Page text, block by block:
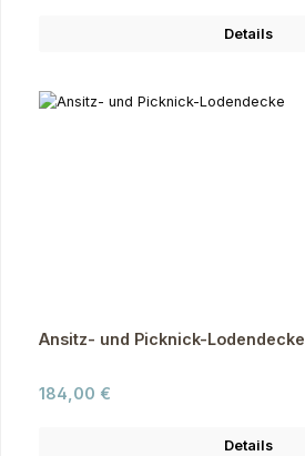
Details
Ansitz- und Picknick-Lodendecke
Regulärer Preis:
184,00 €
Details